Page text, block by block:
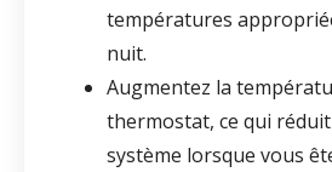
températures
nuit.
Augmentez la
thermostat, ce qui
système lorsque vous